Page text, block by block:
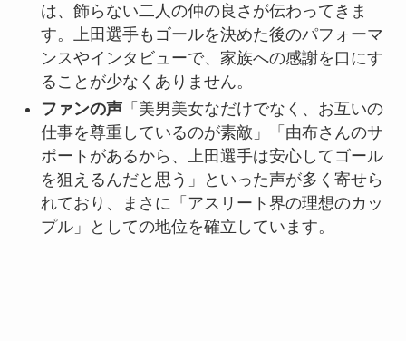
は、飾らない二人の仲の良さが伝わってきま
す。上田選手もゴールを決めた後のパフォーマ
ンスやインタビューで、家族への感謝を口にす
ることが少なくありません。
ファンの声「美男美女なだけでなく、お互いの
仕事を尊重しているのが素敵」「由布さんのサ
ポートがあるから、上田選手は安心してゴール
を狙えるんだと思う」といった声が多く寄せら
れており、まさに「アスリート界の理想のカッ
プル」としての地位を確立しています。